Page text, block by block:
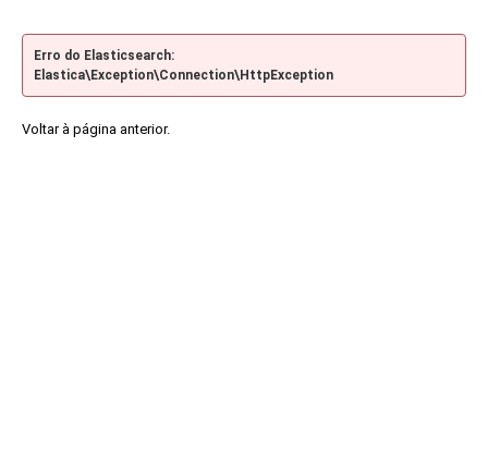
Erro do Elasticsearch:
Elastica\Exception\Connection\HttpException
Voltar à página anterior.